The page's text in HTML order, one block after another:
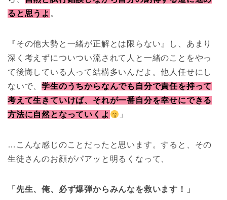
ると思うよ 。
『その他大勢と一緒が正解とは限らない』し、あまり
深く考えずについつい流されて人と一緒のことをやっ
て後悔している人って結構多いんだよ。他人任せにし
ないで、学生のうちからなんでも自分で責任を持って
考えて生きていけば、それが一番自分を幸せにできる
方法に自然となっていくよ
」
…こんな感じのことだったと思います。すると、その
生徒さんのお顔がパアッと明るくなって、
「先生、俺、必ず爆弾からみんなを救います！」